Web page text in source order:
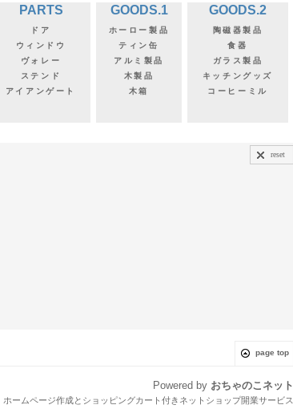
PARTS
ドア
ウィンドウ
ヴォレー
ステンド
アイアンゲート
GOODS.1
ホーロー製品
ティン缶
アルミ製品
木製品
木箱
GOODS.2
陶磁器製品
食器
ガラス製品
キッチングッズ
コーヒーミル
reset
page top
Powered by おちゃのこネット
ホームページ作成とショッピングカート付きネットショップ開業サービス